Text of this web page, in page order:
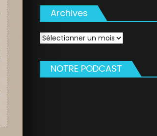
Archives
Archives
NOTRE PODCAST